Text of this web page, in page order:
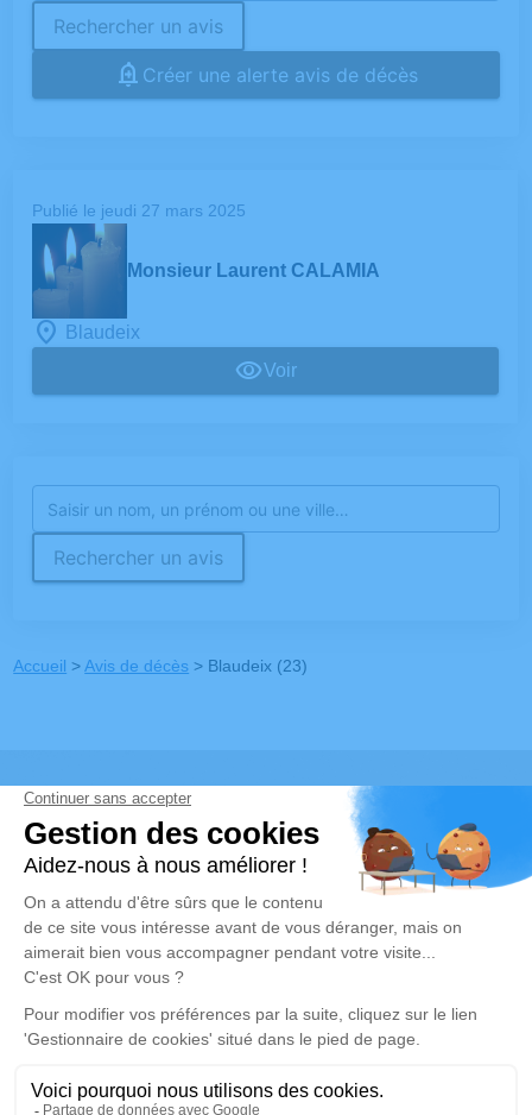
Rechercher un avis
Créer une alerte avis de décès
Publié le jeudi 27 mars 2025
Monsieur Laurent CALAMIA
Blaudeix
Voir
Rechercher un avis
Accueil > Avis de décès > Blaudeix (23)
Nous sommes à votre
disposition
Pour répondre à toutes